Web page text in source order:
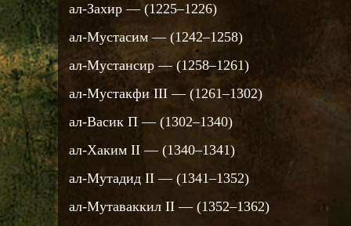
ал-Захир — (1225–1226)
ал-Мустасим — (1242–1258)
ал-Мустансир — (1258–1261)
ал-Мустакфи III — (1261–1302)
ал-Васик П — (1302–1340)
ал-Хаким II — (1340–1341)
ал-Мутадид II — (1341–1352)
ал-Мутаваккил II — (1352–1362)